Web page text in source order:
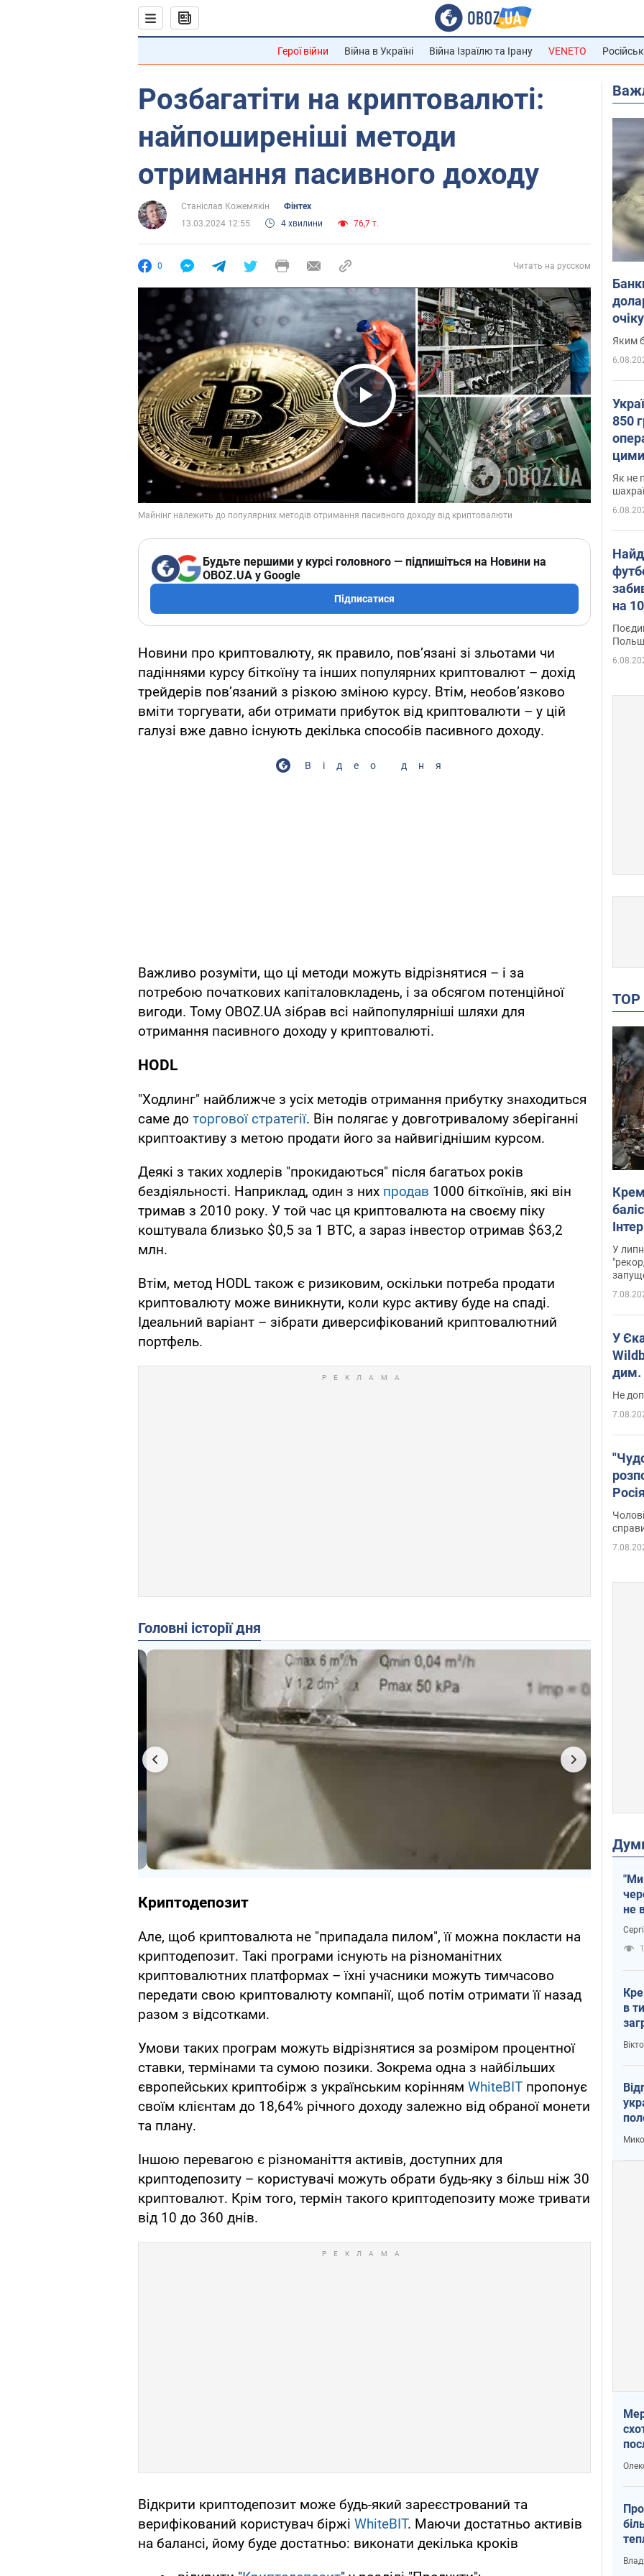
Герої війни Війна в Україні Війна Ізраїлю та Ірану VENETO
Розбагатіти на криптовалюті:
найпоширеніші методи
отримання пасивного доходу
Станіслав Кожемякін
Фінтех
13.03.2024 12:55
4 хвилини 76,7 т.
0 Читать на русском
Play Video
Будьте першими у курсі головного — підпишіться на Новини на
OBOZ.UA у Google
Підписатися
Новини про криптовалюту, як правило, пов’язані зі зльотами чи
падіннями курсу біткоїну та інших популярних криптовалют – дохід
трейдерів пов’язаний з різкою зміною курсу. Втім, необов’язково
вміти торгувати, аби отримати прибуток від криптовалюти – у цій
галузі вже давно існують декілька способів пасивного доходу.
Відео дня
Важливо розуміти, що ці методи можуть відрізнятися – і за
потребою початкових капіталовкладень, і за обсягом потенційної
вигоди. Тому OBOZ.UA зібрав всі найпопулярніші шляхи для
отримання пасивного доходу у криптовалюті.
HODL
"Ходлинг" найближче з усіх методів отримання прибутку знаходиться
саме до торгової стратегії. Він полягає у довготривалому зберіганні
криптоактиву з метою продати його за найвигіднішим курсом.
Деякі з таких ходлерів "прокидаються" після багатьох років
бездіяльності. Наприклад, один з них продав 1000 біткоїнів, які він
тримав з 2010 року. У той час ця криптовалюта на своєму піку
коштувала близько $0,5 за 1 BTC, а зараз інвестор отримав $63,2
млн.
Втім, метод HODL також є ризиковим, оскільки потреба продати
криптовалюту може виникнути, коли курс активу буде на спаді.
Ідеальний варіант – зібрати диверсифікований криптовалютний
портфель.
Головні історії дня
Криптодепозит
Але, щоб криптовалюта не "припадала пилом", її можна покласти на
криптодепозит. Такі програми існують на різноманітних
криптовалютних платформах – їхні учасники можуть тимчасово
передати свою криптовалюту компанії, щоб потім отримати її назад
разом з відсотками.
Умови таких програм можуть відрізнятися за розміром процентної
ставки, термінами та сумою позики. Зокрема одна з найбільших
європейських криптобірж з українським корінням WhiteBIT пропонує
своїм клієнтам до 18,64% річного доходу залежно від обраної монети
та плану.
Іншою перевагою є різноманіття активів, доступних для
криптодепозиту – користувачі можуть обрати будь-яку з більш ніж 30
криптовалют. Крім того, термін такого криптодепозиту може тривати
від 10 до 360 днів.
Відкрити криптодепозит може будь-який зареєстрований та
верифікований користувач біржі WhiteBIT. Маючи достатньо активів
на балансі, йому буде достатньо: виконати декілька кроків
Яким
850
Як не
на
Відео
У
У
дим.
Не
Фото
"Ми
не
в
у